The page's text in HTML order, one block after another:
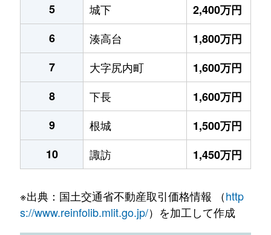
5
城下
2,400万円
6
湊高台
1,800万円
7
大字尻内町
1,600万円
8
下長
1,600万円
9
根城
1,500万円
10
諏訪 1,450万円
※出典：国土交通省不動産取引価格情報 （http
s://www.reinfolib.mlit.go.jp/）を加工して作成